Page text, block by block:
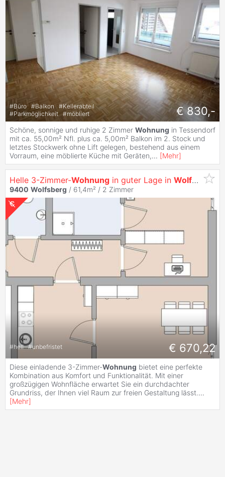
#Büro #Balkon #Kellerabteil
#Parkmöglichkeit #möbliert € 830,-
Schöne, sonnige und ruhige 2 Zimmer Wohnung in Tessendorf
mit ca. 55,00m² Nfl. plus ca. 5,00m² Balkon im 2. Stock und
letztes Stockwerk ohne Lift gelegen, bestehend aus einem
Vorraum, eine möblierte Küche mit Geräten,... [Mehr]
Helle 3-Zimmer-Wohnung in guter Lage in Wolfsberg
9400 Wolfsberg / 61,4m² / 2 Zimmer
#hell #unbefristet € 670,22
Diese einladende 3-Zimmer-Wohnung bietet eine perfekte
Kombination aus Komfort und Funktionalität. Mit einer
großzügigen Wohnfläche erwartet Sie ein durchdachter
Grundriss, der Ihnen viel Raum zur freien Gestaltung lässt....
[Mehr]